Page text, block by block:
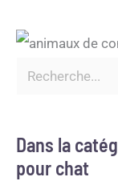
Dans la
pour chat